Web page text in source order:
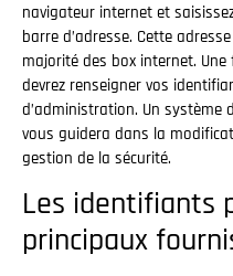
navigateur internet et saisissez
barre d’adresse. Cette
majorité des box internet. Une
devrez renseigner vos
d’administration. Un
vous guidera dans la
gestion de la sécurité.
Les identifiants
principaux